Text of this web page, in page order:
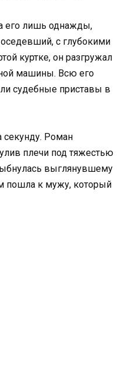
его лишь однажды,
с глубокими
куртке, он разгружал
машины. Всю его
судебные приставы в
секунду. Роман
плечи под тяжестью
выглянувшему
пошла к мужу, который